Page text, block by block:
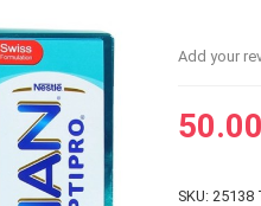
Add your
SKU:25138